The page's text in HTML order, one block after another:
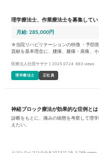
理学療法士、作業療法士を募集してい
月給: 285,000円
☆当院リハビリテーションの特徴 ・予防
貢献を基本理念に、腰痛、膝痛・肩痛、そ
法で総合的なリハビリを行います。 ・院
スキルを磨く研修制度が充実しています。 ☆︎当施設のおすすめポイント
・腰痛や肩こりを始め、膝の痛みや骨折な
り、患者様と向き合う治療を行いたい方。
に取り組んでいただける方。 ・幅広い診
磨いて行きたいという方。 ・患者様のバ
医療法人社団サザナミ 2025.07.24 663 views
理学療法士 正社員
神経ブロック療法が効果的な症例とは
診断をもとに、痛みの病態を考察して理
えたい。